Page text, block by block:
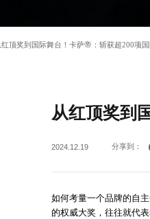
红顶奖到国际舞台！卡萨帝：斩获超200项
从红顶奖到
2024.12.19 分享到：
如何考量一个品牌的自
的权威大奖，往往就代表